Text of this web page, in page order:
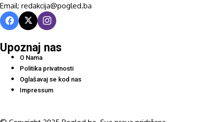
Email: redakcija@pogled.ba
Upoznaj nas
O Nama
Politika privatnosti
Oglašavaj se kod nas
Impressum